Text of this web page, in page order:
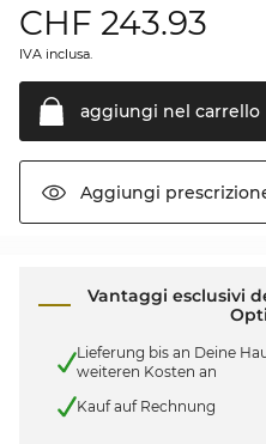
CHF 243.93
IVA inclusa.
aggiungi nel carrello
Aggiungi
Vantaggi esclusivi
Lieferung bis an Deine
weiteren Kosten an
Kauf auf Rechnung